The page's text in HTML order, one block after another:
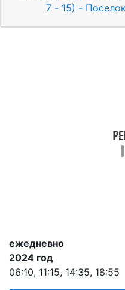
7 - 15) -
ежедневно
2024 год
06:10, 11:15, 14:35, 18:55